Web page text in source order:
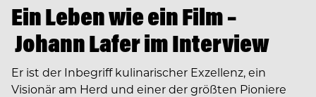
Ein Leben wie ein Film –
Johann Lafer im Interview
Er ist der Inbegriff kulinarischer Exzellenz, ein
Visionär am Herd und einer der größten Pioniere